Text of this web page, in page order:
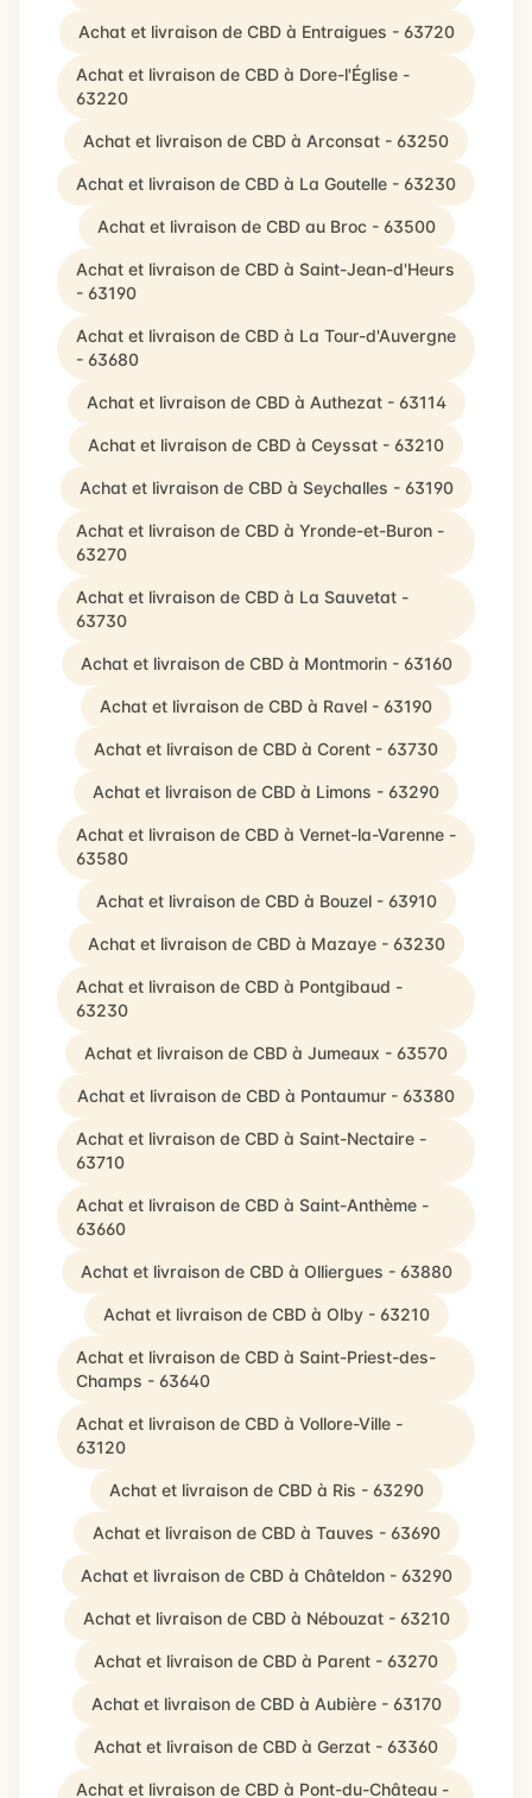
Achat et livraison de CBD à Entraigues - 63720
Achat et livraison de CBD à Dore-l'Église -
63220
Achat et livraison de CBD à Arconsat - 63250
Achat et livraison de CBD à La Goutelle - 63230
Achat et livraison de CBD au Broc - 63500
Achat et livraison de CBD à Saint-Jean-d'Heurs
- 63190
Achat et livraison de CBD à La Tour-d'Auvergne
- 63680
Achat et livraison de CBD à Authezat - 63114
Achat et livraison de CBD à Ceyssat - 63210
Achat et livraison de CBD à Seychalles - 63190
Achat et livraison de CBD à Yronde-et-Buron -
63270
Achat et livraison de CBD à La Sauvetat -
63730
Achat et livraison de CBD à Montmorin - 63160
Achat et livraison de CBD à Ravel - 63190
Achat et livraison de CBD à Corent - 63730
Achat et livraison de CBD à Limons - 63290
Achat et livraison de CBD à Vernet-la-Varenne -
63580
Achat et livraison de CBD à Bouzel - 63910
Achat et livraison de CBD à Mazaye - 63230
Achat et livraison de CBD à Pontgibaud -
63230
Achat et livraison de CBD à Jumeaux - 63570
Achat et livraison de CBD à Pontaumur - 63380
Achat et livraison de CBD à Saint-Nectaire -
63710
Achat et livraison de CBD à Saint-Anthème -
63660
Achat et livraison de CBD à Olliergues - 63880
Achat et livraison de CBD à Olby - 63210
Achat et livraison de CBD à Saint-Priest-des-
Champs - 63640
Achat et livraison de CBD à Vollore-Ville -
63120
Achat et livraison de CBD à Ris - 63290
Achat et livraison de CBD à Tauves - 63690
Achat et livraison de CBD à Châteldon - 63290
Achat et livraison de CBD à Nébouzat - 63210
Achat et livraison de CBD à Parent - 63270
Achat et livraison de CBD à Aubière - 63170
Achat et livraison de CBD à Gerzat - 63360
Achat et livraison de CBD à Pont-du-Château -